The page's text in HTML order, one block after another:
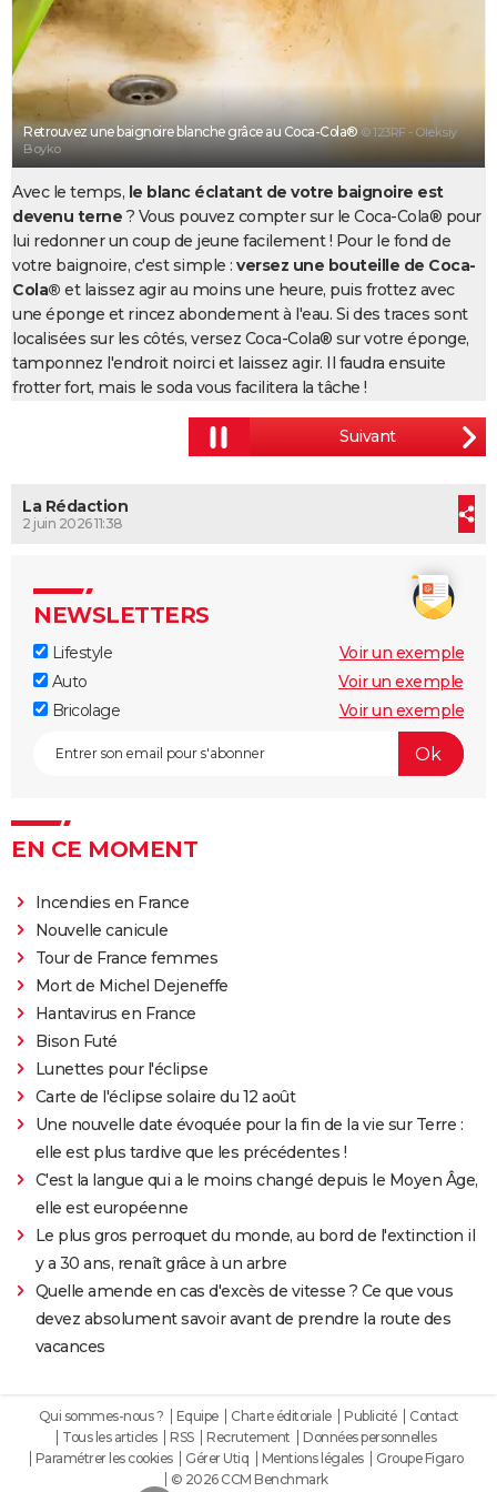
Destinations
City break
Voyage nature
Voyage de noces
Forum
Climat
PHOTO
GUIDES D'ACHAT
BONS PLANS
CARTE DE VOEUX
Carte de Noël
Carte Bonne année
Carte Saint-Valentin
Carte Pâques
Carte d'anniversaire
DICTIONNAIRE
Dictionnaire
Biographies
Citations
Expressions
Proverbes
PROGRAMME TV
COPAINS D'AVANT
S'inscrire
Se connecter
Lycées
Collèges
Primaires
Universités
Entreprises
Service militaire
Avis de recherche
AVIS DE DÉCÈS
FORUM
Retrouvez une baignoire blanche grâce au Coca-Cola® © 123RF - Oleksiy
Boyko
Avec le temps, le blanc éclatant de votre baignoire est
devenu terne ? Vous pouvez compter sur le Coca-Cola® pour
lui redonner un coup de jeune facilement ! Pour le fond de
votre baignoire, c'est simple : versez une bouteille de Coca-
Cola® et laissez agir au moins une heure, puis frottez avec
une éponge et rincez abondement à l'eau. Si des traces sont
localisées sur les côtés, versez Coca-Cola® sur votre éponge,
tamponnez l'endroit noirci et laissez agir. Il faudra ensuite
frotter fort, mais le soda vous facilitera la tâche !
La Rédaction
2 juin 2026 11:38
NEWSLETTERS
Lifestyle
Voir un exemple
Auto
Voir un exemple
Bricolage
Voir un exemple
EN CE MOMENT
Incendies en France
Nouvelle canicule
Tour de France femmes
Mort de Michel Dejeneffe
Hantavirus en France
Bison Futé
Lunettes pour l'éclipse
Carte de l'éclipse solaire du 12 août
Une nouvelle date évoquée pour la fin de la vie sur Terre :
elle est plus tardive que les précédentes !
C'est la langue qui a le moins changé depuis le Moyen Âge,
elle est européenne
Le plus gros perroquet du monde, au bord de l'extinction il
y a 30 ans, renaît grâce à un arbre
Quelle amende en cas d'excès de vitesse ? Ce que vous
devez absolument savoir avant de prendre la route des
vacances
Qui sommes-nous ? Equipe Charte éditoriale Publicité
Contact
Tous les articles
RSS Recrutement
Données personnelles
Paramétrer les cookies
Gérer Utiq Mentions légales
Groupe Figaro
© 2026 CCM Benchmark